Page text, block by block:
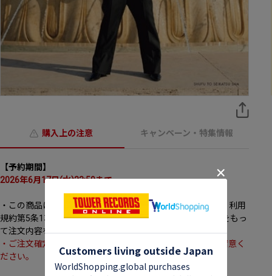
購入上の注意 キャンペーン・特集情報
【予約期間】
2026年6月17日(水)23:59まで
・この商品は「発送前注文確定商品」となります。弊社は、利用
規約第5条1項の規定に基づき、「ご注文受付確認メール」をもっ
て注文内容を承諾し、決済を実施致します。
・ご注文確定後のキャンセルは承っておりませんので、ご留意く
ださい。